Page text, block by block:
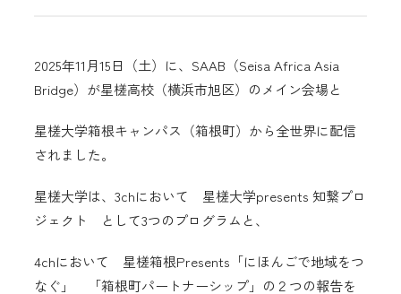
2025年11月15日（土）に、SAAB（Seisa Africa Asia
Bridge）が星槎高校（横浜市旭区）のメイン会場と
星槎大学箱根キャンパス（箱根町）から全世界に配信
されました。
星槎大学は、3chにおいて 星槎大学presents 知繋プロ
ジェクト として3つのプログラムと、
4chにおいて 星槎箱根Presents「にほんごで地域をつ
なぐ」 「箱根町パートナーシップ」の２つの報告を